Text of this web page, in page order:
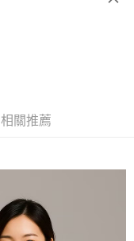
相關推薦